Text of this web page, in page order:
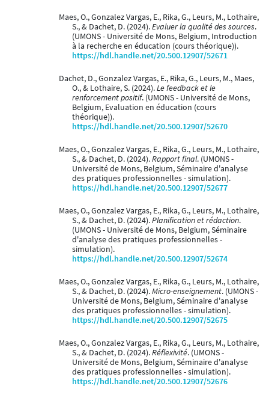
Maes, O., Gonzalez Vargas, E., Rika, G., Leurs, M., Lothaire,
S., & Dachet, D. (2024).Evaluer la qualité des sources.
(UMONS - Université de Mons, Belgium, Introduction
à la recherche en éducation (cours théorique)).
https://hdl.handle.net/20.500.12907/52671
Dachet, D., Gonzalez Vargas, E., Rika, G., Leurs, M., Maes,
O., & Lothaire, S. (2024).Le feedback et le
renforcement positif. (UMONS - Université de Mons,
Belgium, Evaluation en éducation (cours
théorique)).
https://hdl.handle.net/20.500.12907/52670
Maes, O., Gonzalez Vargas, E., Rika, G., Leurs, M., Lothaire,
S., & Dachet, D. (2024).Rapport final. (UMONS -
Université de Mons, Belgium, Séminaire d'analyse
des pratiques professionnelles - simulation).
https://hdl.handle.net/20.500.12907/52677
Maes, O., Gonzalez Vargas, E., Rika, G., Leurs, M., Lothaire,
S., & Dachet, D. (2024).Planification et rédaction.
(UMONS - Université de Mons, Belgium, Séminaire
d'analyse des pratiques professionnelles -
simulation).
https://hdl.handle.net/20.500.12907/52674
Maes, O., Gonzalez Vargas, E., Rika, G., Leurs, M., Lothaire,
S., & Dachet, D. (2024).Micro-enseignement. (UMONS -
Université de Mons, Belgium, Séminaire d'analyse
des pratiques professionnelles - simulation).
https://hdl.handle.net/20.500.12907/52675
Maes, O., Gonzalez Vargas, E., Rika, G., Leurs, M., Lothaire,
S., & Dachet, D. (2024).Réflexivité. (UMONS -
Université de Mons, Belgium, Séminaire d'analyse
des pratiques professionnelles - simulation).
https://hdl.handle.net/20.500.12907/52676